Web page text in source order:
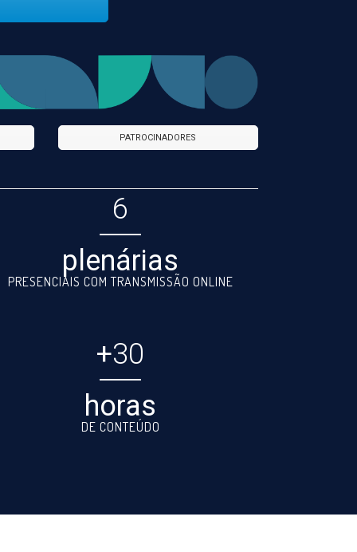
PATROCINADORES
6
plenárias
PRESENCIAIS COM TRANSMISSÃO ONLINE
+30
horas
DE CONTEÚDO